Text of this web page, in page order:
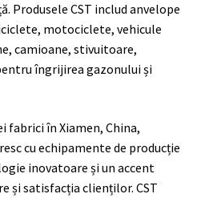
Produsele CST includ anvelope
motociclete, vehicule
camioane, stivuitoare,
îngrijirea gazonului și
fabrici în Xiamen, China,
cu echipamente de producție
inovatoare și un accent
și satisfacția clienților. CST